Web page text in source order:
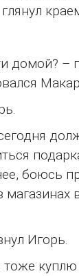
домой? –
боюсь
магазинах
Игорь.
тоже